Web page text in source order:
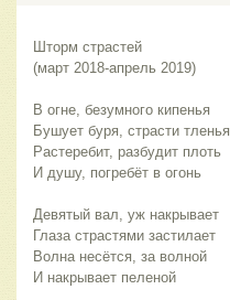
Шторм страстей
(март 2018-апрель 2019)
В огне, безумного кипенья
Бушует буря, страсти тленья
Растеребит, разбудит плоть
И душу, погребёт в огонь
Девятый вал, уж накрывает
Глаза страстями застилает
Волна несётся, за волной
И накрывает пеленой